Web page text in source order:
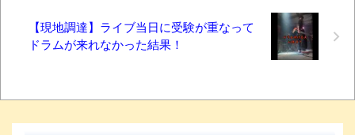
【現地調達】ライブ当日に受験が重なって
ドラムが来れなかった結果！